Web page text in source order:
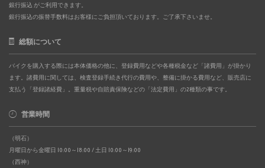
銀行振込 がご利用できます。
銀行振込の振替手数料はお客様にご負担頂いております。ご了承下さいませ。
総額について
バイクを購入する際には本体価格の他に、登録費用などや各種税金など「諸費用」が掛かり
ます。諸費用に関しては、検査登録手続き代行の費用や、整備に掛かる費用など、販売店に
支払う「登録諸経費」。重量税や自賠責保険などの「法定費用」の2種類の事です。
営業時間
（明石）
月曜日から金曜日 10:00～18:00 / 土日 10:00～19:00
（西神）